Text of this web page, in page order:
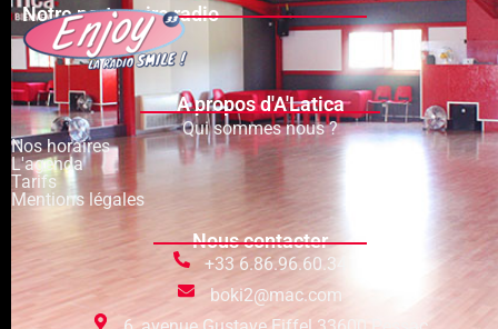
Notre partenaire radio
A propos d'A'Latica
Qui sommes nous ?
Nos horaires
L'agenda
Tarifs
Mentions légales
Nous contacter
+33 6.86.96.60.34
boki2@mac.com